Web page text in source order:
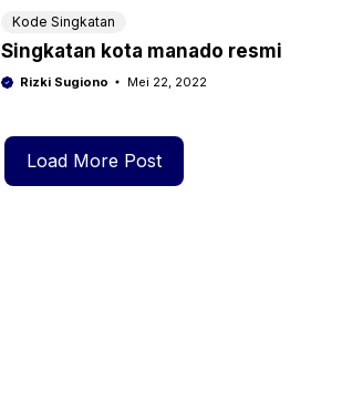
Kode Singkatan
Singkatan kota manado resmi
Rizki Sugiono Mei 22, 2022
Load More Post